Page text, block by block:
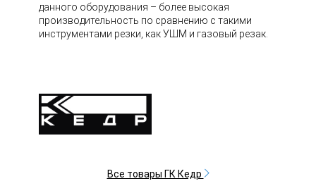
данного оборудования – более высокая
производительность по сравнению с такими
инструментами резки, как УШМ и газовый резак.
Все товары ГК Кедр